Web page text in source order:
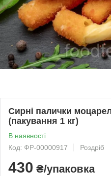
Сирні палички
(пакування 1 кг)
В наявності
Код: ФР-00000917
Роздріб
430 ₴/упаковка